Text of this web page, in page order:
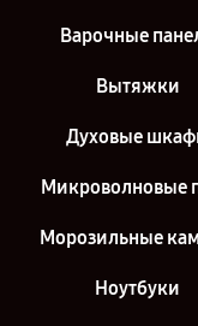
Ремонт
Варочные
Вытяжки
Духовые
Микроволновые
Морозильные
Ноутбуки